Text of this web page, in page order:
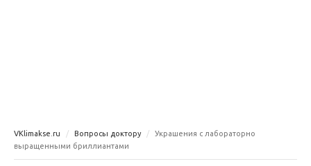
VKlimakse.ru Вопросы доктору
Украшения с лабораторно
выращенными бриллиантами